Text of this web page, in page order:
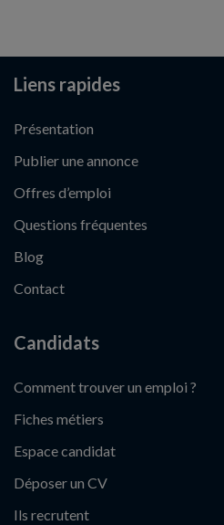
Liens rapides
Présentation
Publier une annonce
Offres d’emploi
Questions fréquentes
Blog
Contact
Candidats
Comment trouver un emploi ?
Fiches métiers
Espace candidat
Déposer un CV
Ils recrutent